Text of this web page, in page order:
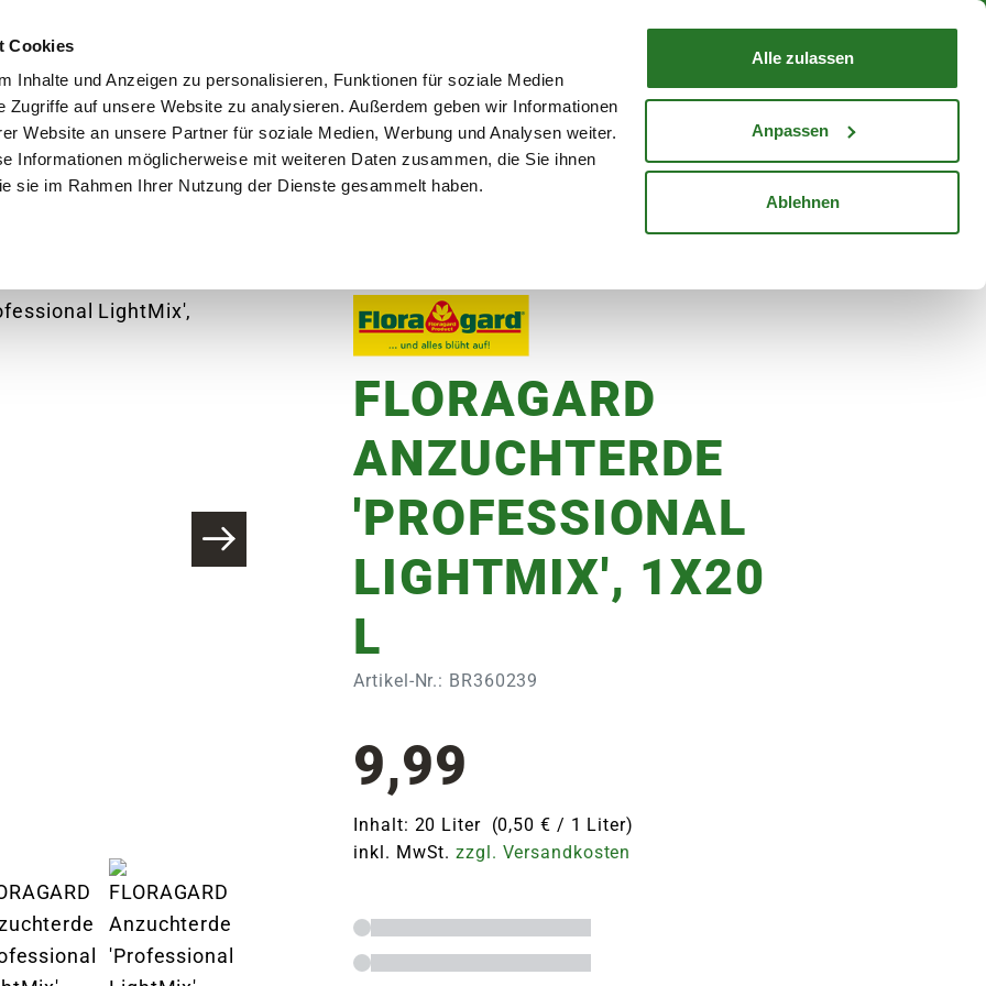
Cookies
Inhalte und Anzeigen zu personalisieren, Funktionen für soziale Medien
Zugriffe auf unsere Website zu analysieren. Außerdem geben wir Informationen
Website an unsere Partner für soziale Medien, Werbung und Analysen weiter.
Informationen möglicherweise mit weiteren Daten zusammen, die Sie ihnen
sie im Rahmen Ihrer Nutzung der Dienste gesammelt haben.
Alle zulassen
Anpassen
Ablehnen
Mein KontoStandorte
WARENKORB
Garten Aktuelles Ratgeber Gutscheine Karriere
FLORAGARD
ANZUCHTERDE
'PROFESSIONAL
LIGHTMIX', 1X20
L
Artikel-Nr.: BR360239
9,99
Inhalt: 20 Liter (0,50 € / 1 Liter)
inkl. MwSt.zzgl. Versandkosten